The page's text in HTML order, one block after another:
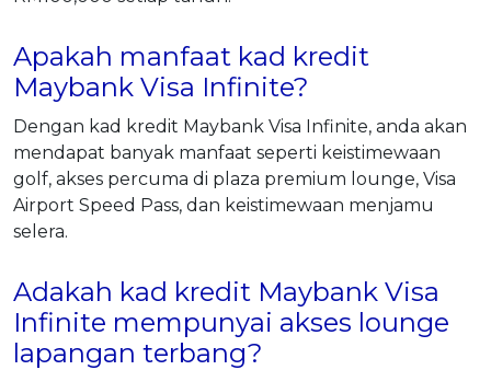
Apakah manfaat kad kredit
Maybank Visa Infinite?
Dengan kad kredit Maybank Visa Infinite, anda akan
mendapat banyak manfaat seperti keistimewaan
golf, akses percuma di plaza premium lounge, Visa
Airport Speed Pass, dan keistimewaan menjamu
selera.
Adakah kad kredit Maybank Visa
Infinite mempunyai akses lounge
lapangan terbang?